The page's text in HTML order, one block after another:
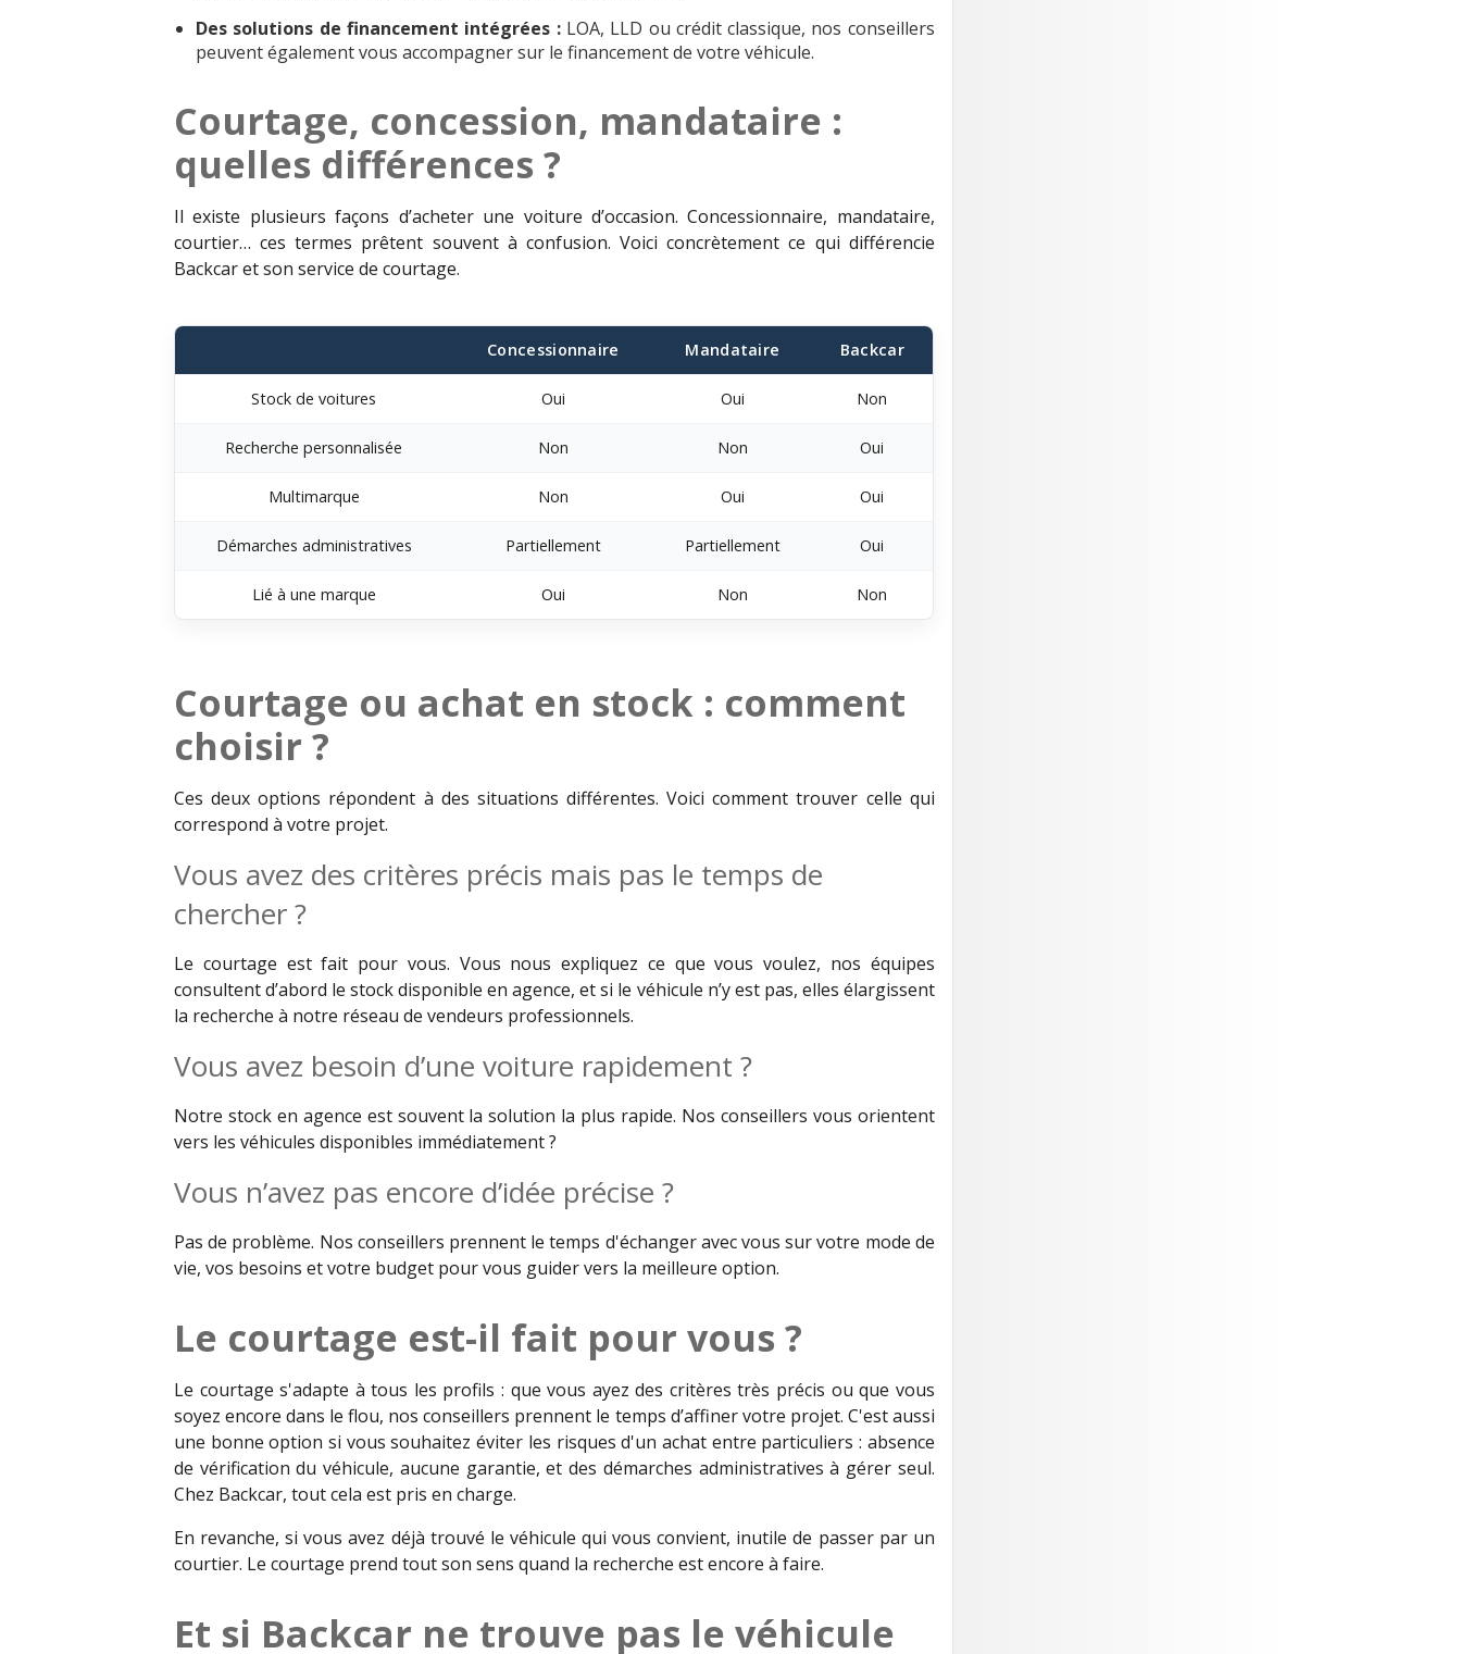
Des solutions de financement intégrées : LOA, LLD ou crédit classique, nos conseillers
peuvent également vous accompagner sur le financement de votre véhicule.
Courtage, concession, mandataire :
quelles différences ?
Il existe plusieurs façons d’acheter une voiture d’occasion. Concessionnaire, mandataire,
courtier… ces termes prêtent souvent à confusion. Voici concrètement ce qui différencie
Backcar et son service de courtage.
Concessionnaire Mandataire Backcar
Stock de voitures Oui Oui Non
Recherche personnalisée Non Non Oui
Multimarque Non Oui Oui
Démarches administratives Partiellement Partiellement Oui
Lié à une marque Oui Non Non
Courtage ou achat en stock : comment
choisir ?
Ces deux options répondent à des situations différentes. Voici comment trouver celle qui
correspond à votre projet.
Vous avez des critères précis mais pas le temps de
chercher ?
Le courtage est fait pour vous. Vous nous expliquez ce que vous voulez, nos équipes
consultent d’abord le stock disponible en agence, et si le véhicule n’y est pas, elles élargissent
la recherche à notre réseau de vendeurs professionnels.
Vous avez besoin d’une voiture rapidement ?
Notre stock en agence est souvent la solution la plus rapide. Nos conseillers vous orientent
vers les véhicules disponibles immédiatement ?
Vous n’avez pas encore d’idée précise ?
Pas de problème. Nos conseillers prennent le temps d'échanger avec vous sur votre mode de
vie, vos besoins et votre budget pour vous guider vers la meilleure option.
Le courtage est-il fait pour vous ?
Le courtage s'adapte à tous les profils : que vous ayez des critères très précis ou que vous
soyez encore dans le flou, nos conseillers prennent le temps d’affiner votre projet. C'est aussi
une bonne option si vous souhaitez éviter les risques d'un achat entre particuliers : absence
de vérification du véhicule, aucune garantie, et des démarches administratives à gérer seul.
Chez Backcar, tout cela est pris en charge.
En revanche, si vous avez déjà trouvé le véhicule qui vous convient, inutile de passer par un
courtier. Le courtage prend tout son sens quand la recherche est encore à faire.
Et si Backcar ne trouve pas le véhicule